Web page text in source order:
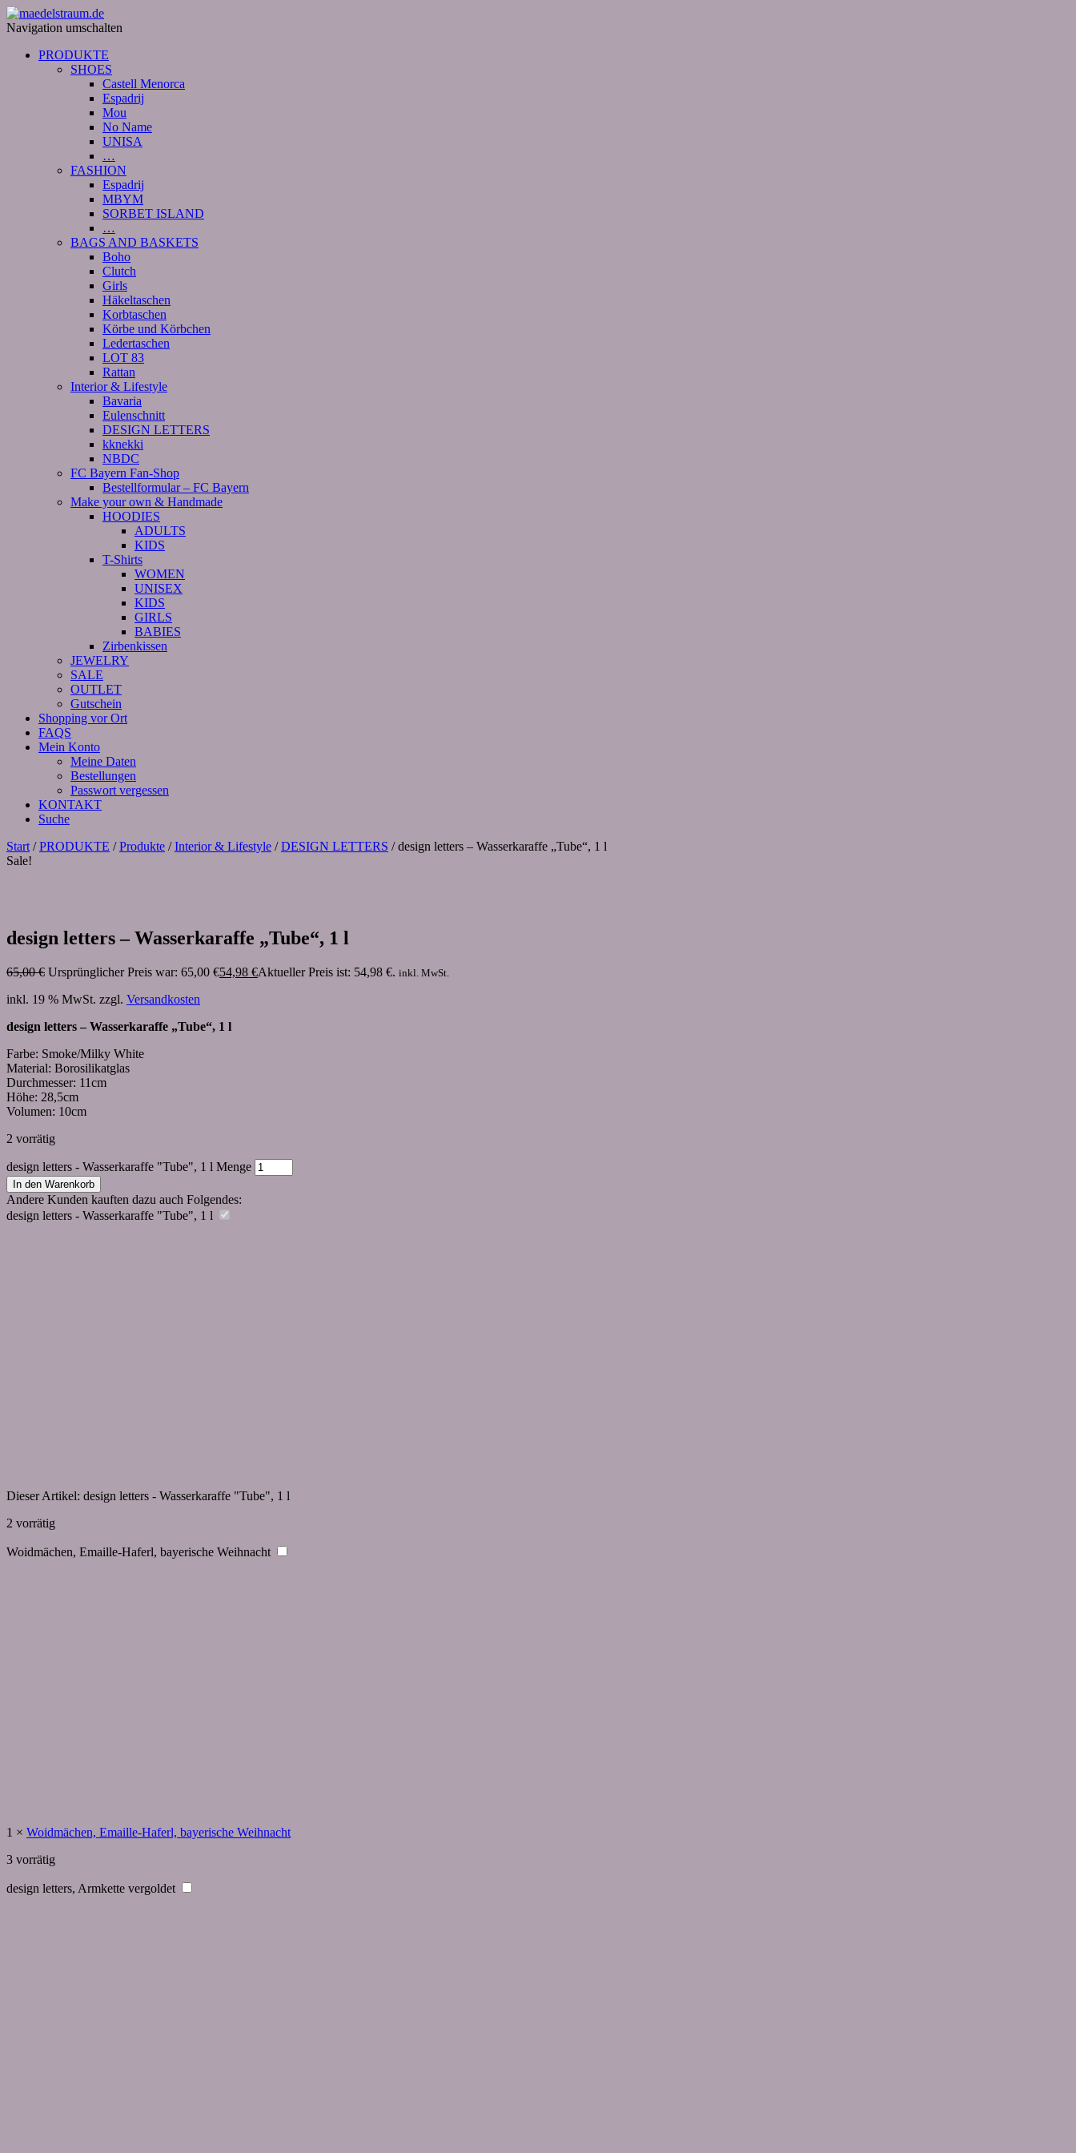
Navigation umschalten
PRODUKTE
SHOES
Castell Menorca
Espadrij
Mou
No Name
UNISA
…
FASHION
Espadrij
MBYM
SORBET ISLAND
…
BAGS AND BASKETS
Boho
Clutch
Girls
Häkeltaschen
Korbtaschen
Körbe und Körbchen
Ledertaschen
LOT 83
Rattan
Interior & Lifestyle
Bavaria
Eulenschnitt
DESIGN LETTERS
kknekki
NBDC
FC Bayern Fan-Shop
Bestellformular – FC Bayern
Make your own & Handmade
HOODIES
ADULTS
KIDS
T-Shirts
WOMEN
UNISEX
KIDS
GIRLS
BABIES
Zirbenkissen
JEWELRY
SALE
OUTLET
Gutschein
Shopping vor Ort
FAQS
Mein Konto
Meine Daten
Bestellungen
Passwort vergessen
KONTAKT
Suche
Start /PRODUKTE /Produkte /Interior & Lifestyle /DESIGN LETTERS / design letters – Wasserkaraffe „Tube“, 1 l
Sale!
design letters – Wasserkaraffe „Tube“, 1 l
65,00€ Ursprünglicher Preis war: 65,00 €54,98 €Aktueller Preis ist: 54,98 €. inkl. MwSt.
inkl. 19 % MwSt. zzgl. Versandkosten
design letters – Wasserkaraffe „Tube“, 1 l
Farbe: Smoke/Milky White
Material: Borosilikatglas
Durchmesser: 11cm
Höhe: 28,5cm
Volumen: 10cm
2 vorrätig
design letters - Wasserkaraffe "Tube", 1 l Menge
In den Warenkorb
Andere Kunden kauften dazu auch Folgendes:
design letters - Wasserkaraffe "Tube", 1 l
Dieser Artikel: design letters - Wasserkaraffe "Tube", 1 l
2 vorrätig
Woidmächen, Emaille-Haferl, bayerische Weihnacht
1 × Woidmächen, Emaille-Haferl, bayerische Weihnacht
3 vorrätig
design letters, Armkette vergoldet